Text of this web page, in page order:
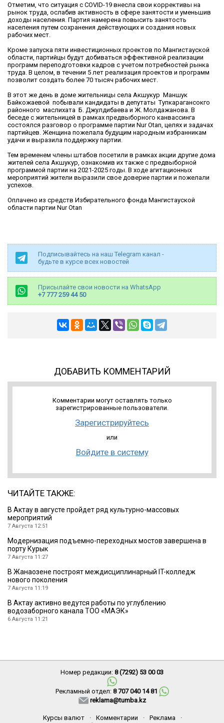
Отметим, что ситуация с COVID-19 внесла свои коррективы на
рынок труда, ослабив активность в сфере занятости и уменьшив
доходы населения. Партия намерена повысить занятость
населения путем сохранения действующих и создания новых
рабочих мест.
Кроме запуска пяти инвестиционных проектов по Мангистауской
области, партийцы будут добиваться эффективной реализации
программ переподготовки кадров с учетом потребностей рынка
труда. В целом, в течении 5 лет реализация проектов и программ
позволит создать более 70 тысяч рабочих мест.
В этот же день в доме жительницы села Акшукур Маншук
Байкожаевой побывали кандидаты в депутаты Тупкарагансокго
районного маслихата Б. Джулдибаева и Ж. Молдажанова. В
беседе с жительницей в рамках предвыборного канвассинга
состоялся разговор о программе партии Nur Otan, целях и задачах
партийцев. Женщина пожелала будущим народным избранникам
удачи и выразила поддержку партии.
Тем временем члены штабов посетили в рамках акции другие дома
жителей села Акшукур, ознакомив их также с предвыборной
программой партии на 2021-2025 годы. В ходе агитационных
мероприятий жители выразили свое доверие партии и пожелали
успехов.
Оплачено из средств Избирательного фонда Мангистауской
области партии Nur Otan
Подписывайтесь на наш Telegram канал -
будьте в курсе всех новостей
Присылайте свои новости на WhatsApp
+7 777 259 44 50
ДОБАВИТЬ КОММЕНТАРИЙ
Комментарии могут оставлять только
зарегистрированные пользователи.
Зарегистрируйтесь
или
Войдите в систему
ЧИТАЙТЕ ТАКЖЕ:
В Актау в августе пройдет ряд культурно-массовых
мероприятий
7 Августа 12:51
Модернизация подъемно-переходных мостов завершена в
порту Курык
7 Августа 11:27
В Жанаозене построят междисциплинарный IT-колледж
нового поколения
7 Августа 11:19
В Актау активно ведутся работы по углублению
водозаборного канала ТОО «МАЭК»
6 Августа 11:21
Номер редакции: 8 (7292) 53 00 03
Рекламный отдел: 8 707 040 14 81
reklama@tumba.kz
Курсы валют · Комментарии · Реклама
·